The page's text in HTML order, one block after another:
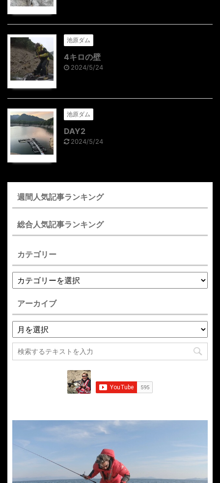
池原ダム
4キロの壁
2024/5/24
池原ダム
DAY2
2024/5/24
週間人気記事ランキング
総合人気記事ランキング
カテゴリー
アーカイブ